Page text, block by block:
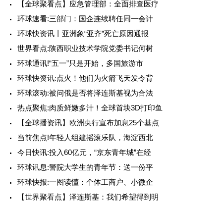
【全球聚看点】应急管理部：全面排查医疗
环球速看:三部门：国企连续聘任同一会计
环球快资讯丨亚洲象“亚齐”死亡原因通报
世界看点:陕西职业技术学院党委书记何树
环球通讯!“五一”只是开始，多国旅游市
环球快资讯:点火！他们为火箭飞天发令背
环球滚动:被问俄是否将泽连斯基视为合法
热点聚焦:肉质鲜嫩多汁！全球首块3D打印鱼
【全球播资讯】欧洲央行宣布加息25个基点
当前焦点!年轻人组建摇滚乐队，海淀西北
今日快讯:投入60亿元，“京东青年城”在经
环球讯息:警院大学生的青年节：送一份平
环球快报:一图读懂：个体工商户、小微企
【世界聚看点】泽连斯基：我们希望得到明